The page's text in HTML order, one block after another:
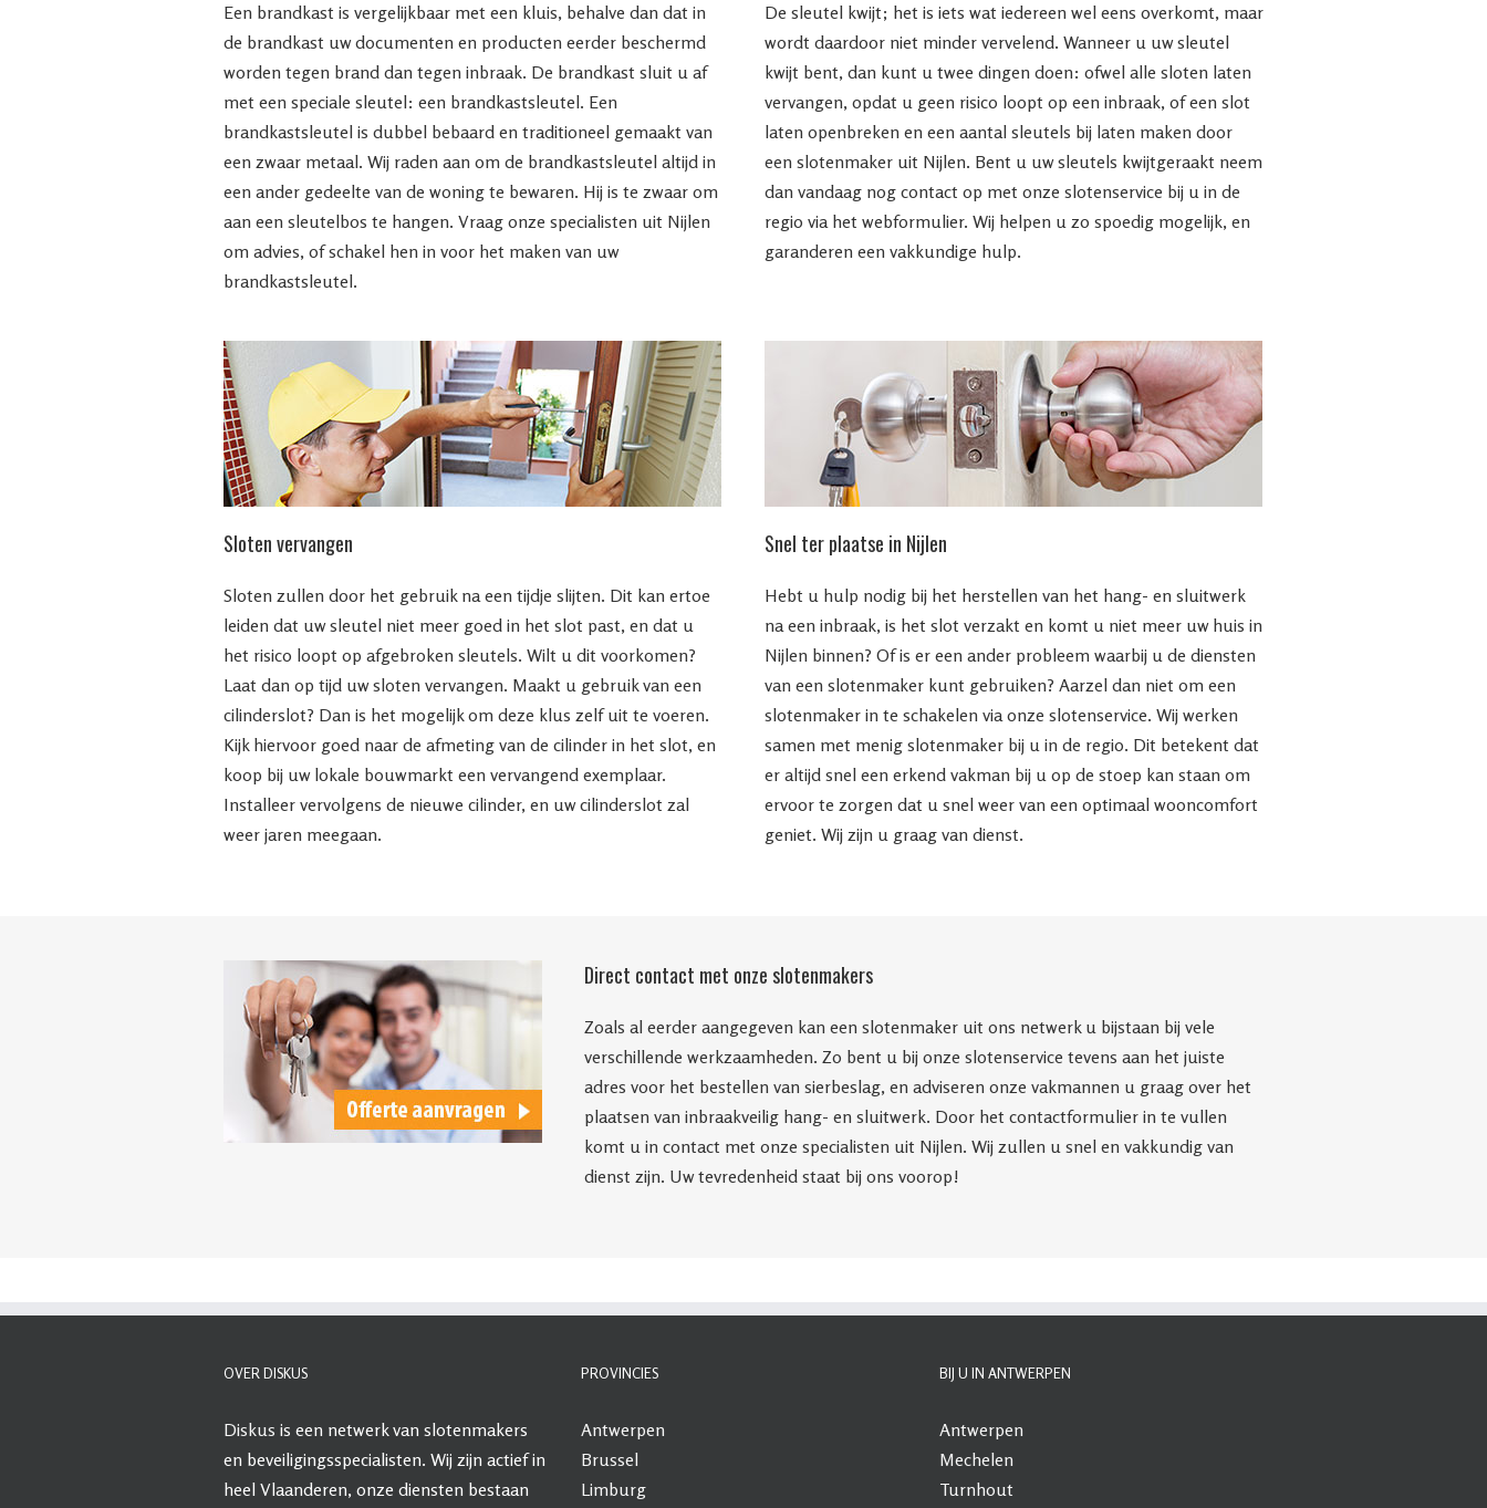
Een brandkast is vergelijkbaar met een kluis, behalve dan dat in
de brandkast uw documenten en producten eerder beschermd
worden tegen brand dan tegen inbraak. De brandkast sluit u af
met een speciale sleutel: een brandkastsleutel. Een
brandkastsleutel is dubbel bebaard en traditioneel gemaakt van
een zwaar metaal. Wij raden aan om de brandkastsleutel altijd in
een ander gedeelte van de woning te bewaren. Hij is te zwaar om
aan een sleutelbos te hangen. Vraag onze specialisten uit Nijlen
om advies, of schakel hen in voor het maken van uw
brandkastsleutel.
De sleutel kwijt; het is iets wat iedereen wel eens overkomt, maar
wordt daardoor niet minder vervelend. Wanneer u uw sleutel
kwijt bent, dan kunt u twee dingen doen: ofwel alle sloten laten
vervangen, opdat u geen risico loopt op een inbraak, of een slot
laten openbreken en een aantal sleutels bij laten maken door
een slotenmaker uit Nijlen. Bent u uw sleutels kwijtgeraakt neem
dan vandaag nog contact op met onze slotenservice bij u in de
regio via het webformulier. Wij helpen u zo spoedig mogelijk, en
garanderen een vakkundige hulp.
Sloten vervangen
Sloten zullen door het gebruik na een tijdje slijten. Dit kan ertoe
leiden dat uw sleutel niet meer goed in het slot past, en dat u
het risico loopt op afgebroken sleutels. Wilt u dit voorkomen?
Laat dan op tijd uw sloten vervangen. Maakt u gebruik van een
cilinderslot? Dan is het mogelijk om deze klus zelf uit te voeren.
Kijk hiervoor goed naar de afmeting van de cilinder in het slot, en
koop bij uw lokale bouwmarkt een vervangend exemplaar.
Installeer vervolgens de nieuwe cilinder, en uw cilinderslot zal
weer jaren meegaan.
Snel ter plaatse in Nijlen
Hebt u hulp nodig bij het herstellen van het hang- en sluitwerk
na een inbraak, is het slot verzakt en komt u niet meer uw huis in
Nijlen binnen? Of is er een ander probleem waarbij u de diensten
van een slotenmaker kunt gebruiken? Aarzel dan niet om een
slotenmaker in te schakelen via onze slotenservice. Wij werken
samen met menig slotenmaker bij u in de regio. Dit betekent dat
er altijd snel een erkend vakman bij u op de stoep kan staan om
ervoor te zorgen dat u snel weer van een optimaal wooncomfort
geniet. Wij zijn u graag van dienst.
Direct contact met onze slotenmakers
Zoals al eerder aangegeven kan een slotenmaker uit ons netwerk u bijstaan bij vele
verschillende werkzaamheden. Zo bent u bij onze slotenservice tevens aan het juiste
adres voor het bestellen van sierbeslag, en adviseren onze vakmannen u graag over het
plaatsen van inbraakveilig hang- en sluitwerk. Door het contactformulier in te vullen
komt u in contact met onze specialisten uit Nijlen. Wij zullen u snel en vakkundig van
dienst zijn. Uw tevredenheid staat bij ons voorop!
OVER DISKUS
Diskus is een netwerk van slotenmakers
en beveiligingsspecialisten. Wij zijn actief in
heel Vlaanderen, onze diensten bestaan
PROVINCIES
Antwerpen
Brussel
Limburg
BIJ U IN ANTWERPEN
Antwerpen
Mechelen
Turnhout